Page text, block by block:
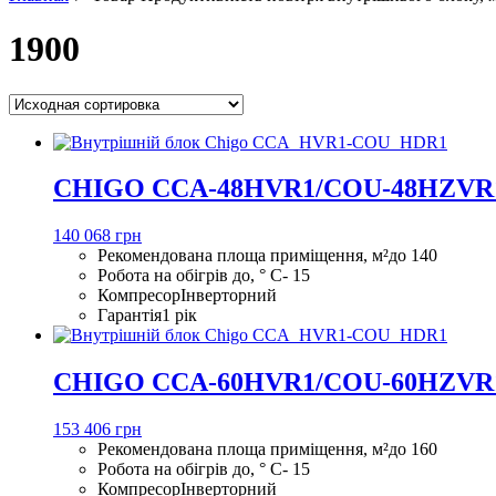
1900
CHIGO CCA-48HVR1/COU-
140 068 грн
Рекомендована площа приміщення, м²до 140
Робота на обігрів до, ° С- 15
КомпресорІнверторний
Гарантія1 рік
CHIGO CCA-60HVR1/COU-
153 406 грн
Рекомендована площа приміщення, м²до 160
Робота на обігрів до, ° С- 15
КомпресорІнверторний